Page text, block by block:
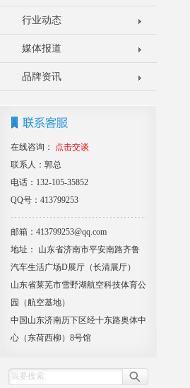
行业动态
媒体报道
品牌资讯
在线咨询：
点击交谈
联系人：郭总
电话：132-105-35852
QQ号：413799253
邮箱：413799253@qq.com
地址： 山东省济南市平安南路齐鲁
汽车生活广场D展厅（长清展厅）
山东省莱芜市雪野湖航空科技体育公
园（航空基地）
中国山东济南历下区经十东路奥体中
心（东荷西柳）8号馆